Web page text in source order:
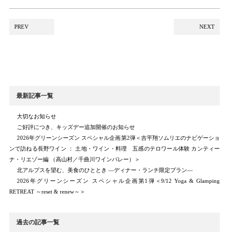
PREV NEXT
最新記事一覧
大切なお知らせ
ご好評につき、キッズデー追加開催のお知らせ
2026年グリーンシーズン スペシャル企画第2弾＜吉平翔ソムリエのナビゲーショ
ンで訪ねる長野ワイン ： 土地・ワイン・料理 五感のテロワール体験 カンティー
ナ・リエゾー編 （高山村／千曲川ワインバレー）＞
北アルプスを望む、美食のひととき ―ディナー・ランチ限定プラン―
2026年グリーンシーズン スペシャル企画第1弾＜9/12 Yoga & Glamping
RETREAT ～reset & renew～＞
過去の記事一覧